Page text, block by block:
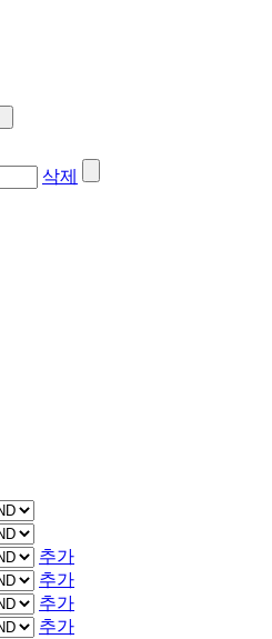
삭제
추가
추가
추가
추가